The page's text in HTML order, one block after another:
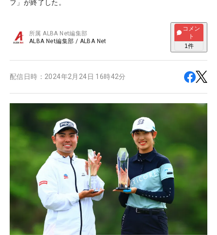
フ」が終了した。
所属ALBA Net編集部
ALBA Net編集部 / ALBA Net
コメン
ト
1件
配信日時： 2024年2月24日 16時42分